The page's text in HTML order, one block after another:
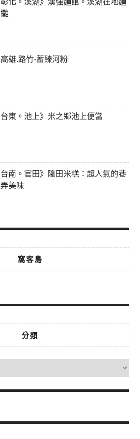
彰化。溪湖》漢強麵館。溪湖在地麵
攤
高雄.路竹-蓄臻河粉
台東。池上》米之鄉池上便當
台南。官田》隆田米糕：超人氣的巷
弄美味
窩客島
分類